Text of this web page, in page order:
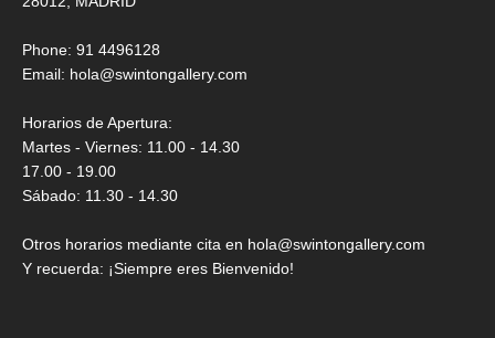
Phone: 91 4496128
Email: hola@swintongallery.com
Horarios de Apertura:
Martes - Viernes: 11.00 - 14.30
17.00 - 19.00
Sábado: 11.30 - 14.30
Otros horarios mediante cita en hola@swintongallery.com
Y recuerda: ¡Siempre eres Bienvenido!